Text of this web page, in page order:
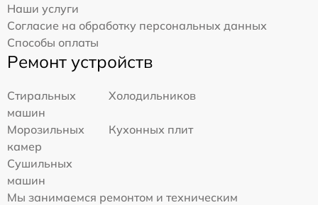
Наши услуги
Согласие на обработку персональных данных
Способы оплаты
Ремонт устройств
Стиральных
машин
Холодильников
Морозильных
камер
Кухонных плит
Сушильных
машин
Мы занимаемся ремонтом и техническим